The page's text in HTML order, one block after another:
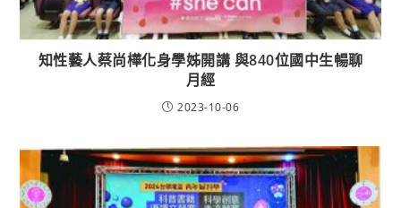
知性藝人蔡尚樺化身學姊開講 與840位國中生暢聊
月經
2023-10-06